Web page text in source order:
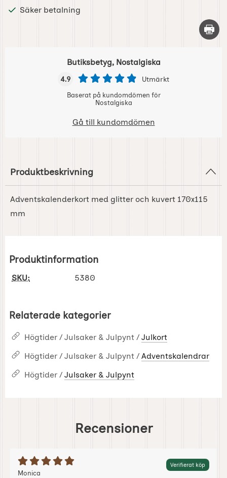
Säker betalning
Skriv
Butiksbetyg, Nostalgiska
4.9 Utmärkt
Baserat på kundomdömen för
Nostalgiska
Gå till kundomdömen
Produktbeskrivning
Adventskalenderkort med glitter och kuvert 170x115
mm
Produktinformation
SKU: 5380
Relaterade kategorier
Högtider / Julsaker & Julpynt / Julkort
Högtider / Julsaker & Julpynt / Adventskalendrar
Högtider / Julsaker & Julpynt
Recensioner
Betyg: 5 Stjärnor av 5 Verifierat köp
Recension av:
Monica